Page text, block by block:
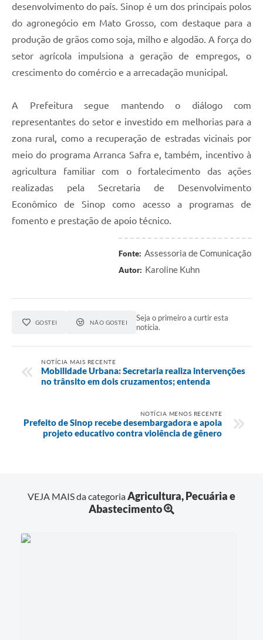
desenvolvimento do país. Sinop é um dos principais polos
do agronegócio em Mato Grosso, com destaque para a
produção de grãos como soja, milho e algodão. A força do
setor agrícola impulsiona a geração de empregos, o
crescimento do comércio e a arrecadação municipal.
A Prefeitura segue mantendo o diálogo com
representantes do setor e investido em melhorias para a
zona rural, como a recuperação de estradas vicinais por
meio do programa Arranca Safra e, também, incentivo à
agricultura familiar com o fortalecimento das ações
realizadas pela Secretaria de Desenvolvimento
Econômico de Sinop como acesso a programas de
fomento e prestação de apoio técnico.
Fonte: Assessoria de Comunicação
Autor: Karoline Kuhn
GOSTEI NÃO GOSTEI
Seja o primeiro a curtir esta
notícia.
NOTÍCIA MAIS RECENTE
Mobilidade Urbana: Secretaria realiza intervenções
no trânsito em dois cruzamentos; entenda
NOTÍCIA MENOS RECENTE
Prefeito de Sinop recebe desembargadora e apoia
projeto educativo contra violência de gênero
VEJA MAIS da categoriaAgricultura, Pecuária e
Abastecimento